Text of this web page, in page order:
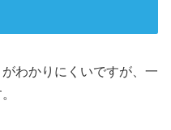
わかりにくいですが、一